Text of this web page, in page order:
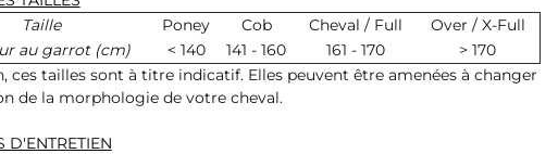
Taille
Poney Cob Cheval / Full
Over / X-Full
au garrot (cm)
< 140 141 - 160 161 - 170
> 170
ces tailles sont à titre indicatif. Elles peuvent être amenées à changer
de la morphologie de votre cheval.
D'ENTRETIEN